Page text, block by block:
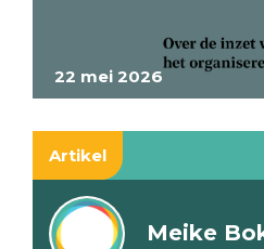
22 mei 2026
Artikel
Meike